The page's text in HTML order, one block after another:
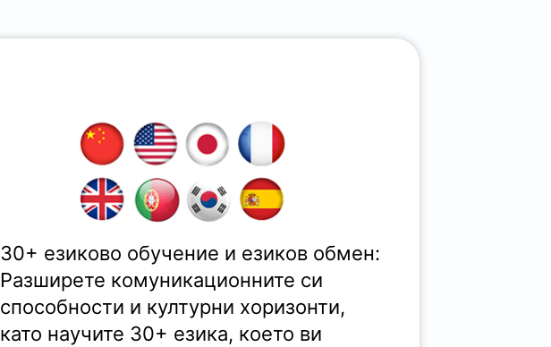
30+ езиково обучение и езиков обмен:
Разширете комуникационните си
способности и културни хоризонти,
като научите 30+ езика, което ви